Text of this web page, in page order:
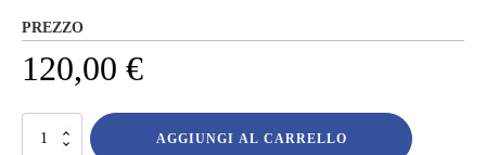
PREZZO
120,00 €
Breithorn
AGGIUNGI AL CARRELLO